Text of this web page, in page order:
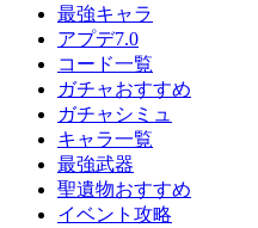
最強キャラ
アプデ7.0
コード一覧
ガチャおすすめ
ガチャシミュ
キャラ一覧
最強武器
聖遺物おすすめ
イベント攻略